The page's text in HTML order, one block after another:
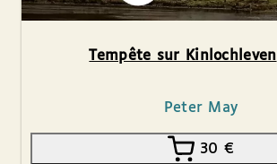
Tempête sur Kinlochleven
Peter May
30 €